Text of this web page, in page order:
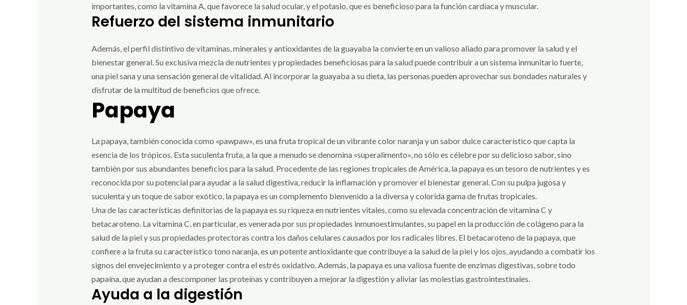
importantes, como la vitamina A, que favorece la salud ocular, y el potasio, que es beneficioso para la función cardíaca y muscular.
Refuerzo del sistema inmunitario
Además, el perfil distintivo de vitaminas, minerales y antioxidantes de la guayaba la convierte en un valioso aliado para promover la salud y el
bienestar general. Su exclusiva mezcla de nutrientes y propiedades beneficiosas para la salud puede contribuir a un sistema inmunitario fuerte,
una piel sana y una sensación general de vitalidad. Al incorporar la guayaba a su dieta, las personas pueden aprovechar sus bondades naturales y
disfrutar de la multitud de beneficios que ofrece.
Papaya
La papaya, también conocida como «pawpaw», es una fruta tropical de un vibrante color naranja y un sabor dulce característico que capta la
esencia de los trópicos. Esta suculenta fruta, a la que a menudo se denomina «superalimento», no sólo es célebre por su delicioso sabor, sino
también por sus abundantes beneficios para la salud. Procedente de las regiones tropicales de América, la papaya es un tesoro de nutrientes y es
reconocida por su potencial para ayudar a la salud digestiva, reducir la inflamación y promover el bienestar general. Con su pulpa jugosa y
suculenta y un toque de sabor exótico, la papaya es un complemento bienvenido a la diversa y colorida gama de frutas tropicales.
Una de las características definitorias de la papaya es su riqueza en nutrientes vitales, como su elevada concentración de vitamina C y
betacaroteno. La vitamina C, en particular, es venerada por sus propiedades inmunoestimulantes, su papel en la producción de colágeno para la
salud de la piel y sus propiedades protectoras contra los daños celulares causados por los radicales libres. El betacaroteno de la papaya, que
confiere a la fruta su característico tono naranja, es un potente antioxidante que contribuye a la salud de la piel y los ojos, ayudando a combatir los
signos del envejecimiento y a proteger contra el estrés oxidativo. Además, la papaya es una valiosa fuente de enzimas digestivas, sobre todo
papaína, que ayudan a descomponer las proteínas y contribuyen a mejorar la digestión y aliviar las molestias gastrointestinales.
Ayuda a la digestión